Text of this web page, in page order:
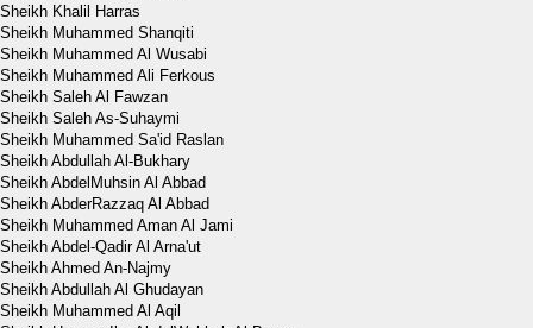
Sheikh Khalil Harras
Sheikh Muhammed Shanqiti
Sheikh Muhammed Al Wusabi
Sheikh Muhammed Ali Ferkous
Sheikh Saleh Al Fawzan
Sheikh Saleh As-Suhaymi
Sheikh Muhammed Sa'id Raslan
Sheikh Abdullah Al-Bukhary
Sheikh AbdelMuhsin Al Abbad
Sheikh AbderRazzaq Al Abbad
Sheikh Muhammed Aman Al Jami
Sheikh Abdel-Qadir Al Arna'ut
Sheikh Ahmed An-Najmy
Sheikh Abdullah Al Ghudayan
Sheikh Muhammed Al Aqil